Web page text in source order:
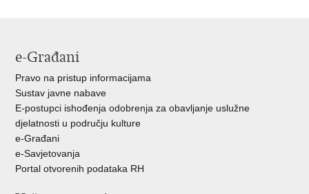
e-Građani
Pravo na pristup informacijama
Sustav javne nabave
E-postupci ishođenja odobrenja za obavljanje uslužne
djelatnosti u području kulture
e-Građani
e-Savjetovanja
Portal otvorenih podataka RH